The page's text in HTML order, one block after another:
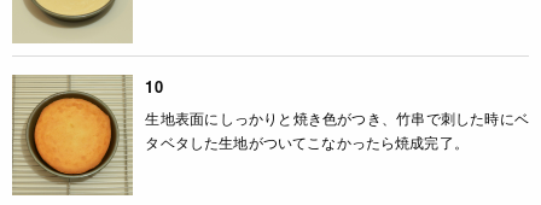
10
生地表面にしっかりと焼き色がつき、竹串で刺した時にベ
タベタした生地がついてこなかったら焼成完了。